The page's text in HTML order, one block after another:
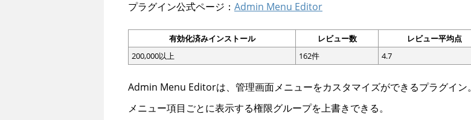
プラグイン公式ページ： Admin Menu Editor
有効化済みインストール レビュー数
レビュー平均点
200,000以上
162件 4.7
Admin Menu Editorは、管理画面メニューをカスタマイズができるプラグイン。
メニュー項目ごとに表示する権限グループを上書きできる。